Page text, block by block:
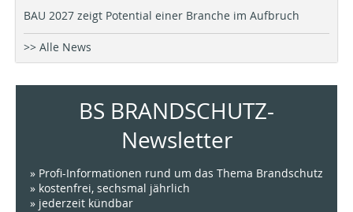
BAU 2027 zeigt Potential einer Branche im Aufbruch
>> Alle News
BS BRANDSCHUTZ-
Newsletter
» Profi-Informationen rund um das Thema Brandschutz
» kostenfrei, sechsmal jährlich
» jederzeit kündbar